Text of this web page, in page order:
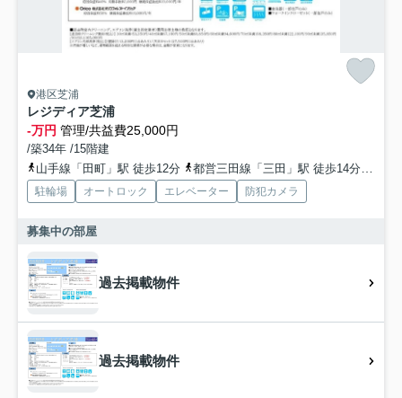
港区芝浦
レジディア芝浦
-万円 管理/共益費25,000円
/築34年 /15階建
山手線「田町」駅 徒歩12分
都営三田線「三田」駅 徒歩14分
駐輪場 オートロック エレベーター 防犯カメラ
募集中の部屋
過去掲載物件
過去掲載物件